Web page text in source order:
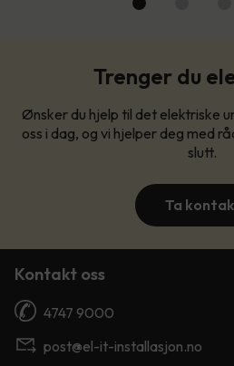
Trenger du
Ønsker du hjelp til det elektriske
oss i dag, og vi hjelper deg med
slutt.
Ta
Kontakt oss
4747 9000
post@el-it-installasjon.no